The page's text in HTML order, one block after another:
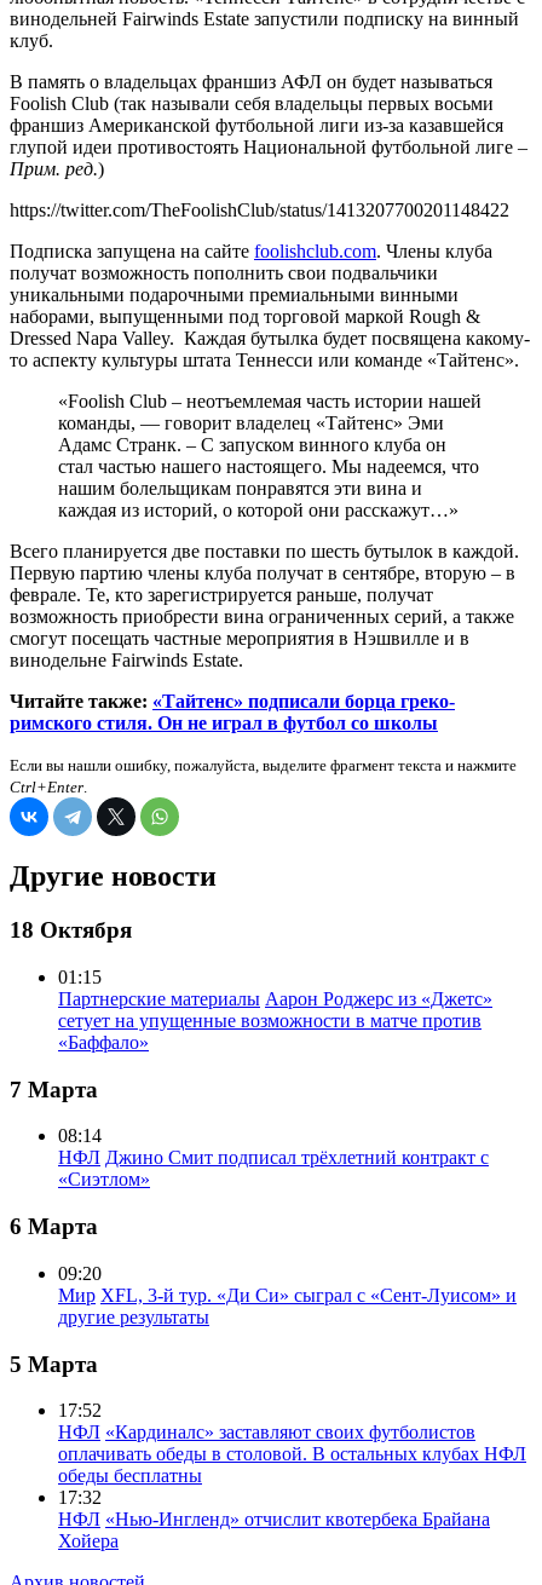
винодельней Fairwinds Estate запустили подписку на винный
клуб.
В память о владельцах франшиз АФЛ он будет называться
Foolish Club (так называли себя владельцы первых восьми
франшиз Американской футбольной лиги из-за казавшейся
глупой идеи противостоять Национальной футбольной лиге –
Прим. ред.)
https://twitter.com/TheFoolishClub/status/1413207700201148422
Подписка запущена на сайте foolishclub.com. Члены клуба
получат возможность пополнить свои подвальчики
уникальными подарочными премиальными винными
наборами, выпущенными под торговой маркой Rough &
Dressed Napa Valley. Каждая бутылка будет посвящена какому-
то аспекту культуры штата Теннесси или команде «Тайтенс».
«Foolish Club – неотъемлемая часть истории нашей
команды, — говорит владелец «Тайтенс» Эми
Адамс Странк. – С запуском винного клуба он
стал частью нашего настоящего. Мы надеемся, что
нашим болельщикам понравятся эти вина и
каждая из историй, о которой они расскажут…»
Всего планируется две поставки по шесть бутылок в каждой.
Первую партию члены клуба получат в сентябре, вторую – в
феврале. Те, кто зарегистрируется раньше, получат
возможность приобрести вина ограниченных серий, а также
смогут посещать частные мероприятия в Нэшвилле и в
винодельне Fairwinds Estate.
Читайте также: «Тайтенс» подписали борца греко-
римского стиля. Он не играл в футбол со школы
Если вы нашли ошибку, пожалуйста, выделите фрагмент текста и нажмите
Ctrl+Enter.
Другие новости
18 Октября
01:15
Партнерские материалы Аарон Роджерс из «Джетс»
сетует на упущенные возможности в матче против
«Баффало»
7 Марта
08:14
НФЛ Джино Смит подписал трёхлетний контракт с
«Сиэтлом»
6 Марта
09:20
Мир XFL, 3-й тур. «Ди Си» сыграл с «Сент-Луисом» и
другие результаты
5 Марта
17:52
НФЛ «Кардиналс» заставляют своих футболистов
оплачивать обеды в столовой. В остальных клубах НФЛ
обеды бесплатны
17:32
НФЛ «Нью-Ингленд» отчислит квотербека Брайана
Хойера